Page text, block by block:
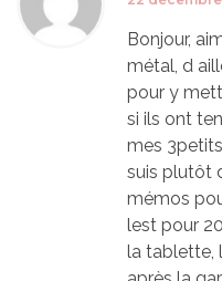
Bonjour,
métal, d
pour y
si ils ont
mes
suis plutôt
mémos
lest pour
la tablette,